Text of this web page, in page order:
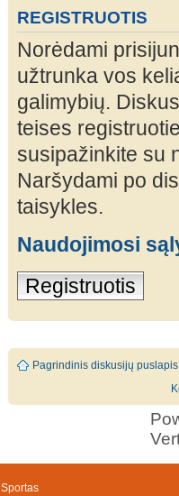
REGISTRUOTIS
Norėdami
užtrunka vos
galimybių.
teises
susipažinkite su
Naršydami po
taisykles.
Naudojimosi
Registruotis
Pagrindinis diskusijų puslapis